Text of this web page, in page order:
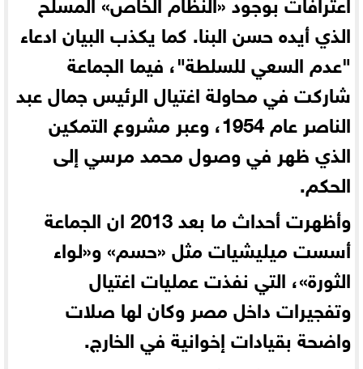
الذي أيده حسن البنا. كما يكذب البيان ادعاء
"عدم السعي للسلطة"، فيما الجماعة
شاركت في محاولة اغتيال الرئيس جمال عبد
الناصر عام 1954، وعبر مشروع التمكين
الذي ظهر في وصول محمد مرسي إلى
الحكم.
وأظهرت أحداث ما بعد 2013 ان الجماعة
أسست ميليشيات مثل «حسم » و«لواء
الثورة »، التي نفذت عمليات اغتيال
وتفجيرات داخل مصر وكان لها صلات
واضحة بقيادات إخوانية في الخارج.